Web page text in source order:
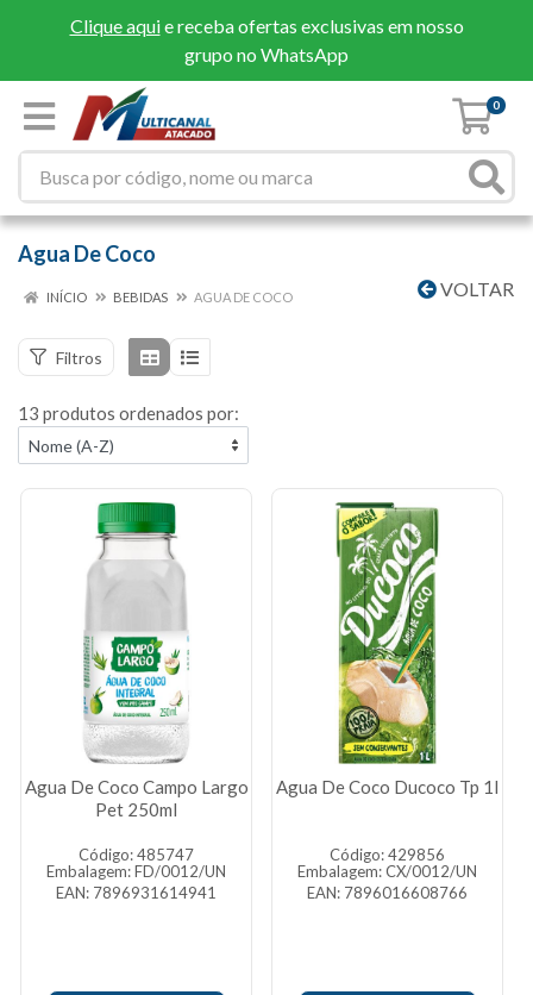
Clique aquie receba ofertas exclusivas em nosso
grupo no WhatsApp
0
Agua De Coco
VOLTAR
INÍCIO BEBIDAS AGUA DE COCO
Filtros
13 produtos ordenados por:
Agua De Coco Campo Largo
Pet 250ml
Código: 485747
Embalagem: FD/0012/UN
EAN: 7896931614941
Agua De Coco Ducoco Tp 1l
Código: 429856
Embalagem: CX/0012/UN
EAN: 7896016608766